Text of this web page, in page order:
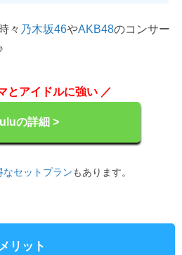
々 乃木坂46やAKB48のコンサー
とアイドルに強い ／
の詳細 >
なセットプランもあります。
リット